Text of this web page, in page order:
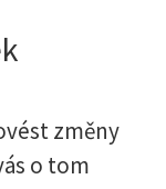
změny
o tom